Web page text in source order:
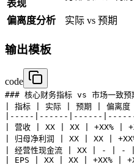
表现
偏离度分析 实际 vs 预期
输出模板
code
### 核心财务指标 vs 市场一致预
| 指标 | 实际 | 预期 | 偏离
|-----|------|------
| 营收 | XX | XX | +XX% |
| 归母净利润 | XX | XX |
| 经营性现金流 | XX | - | - |
| EPS | XX | XX | +XX% |